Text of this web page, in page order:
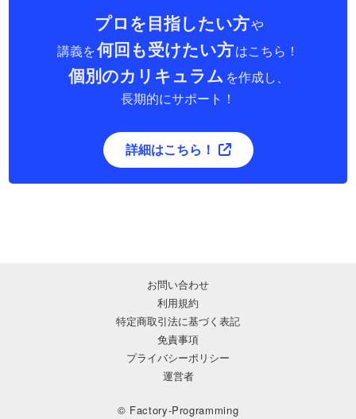
プロを目指したい方や
講義を何回も受けたい方はこちら！
個別のカリキュラム を作成し、
長期的にサポート！
詳細はこちら！
© Factory-Programming
お問い合わせ
利用規約
特定商取引法に基づく表記
免責事項
プライバシーポリシー
運営者